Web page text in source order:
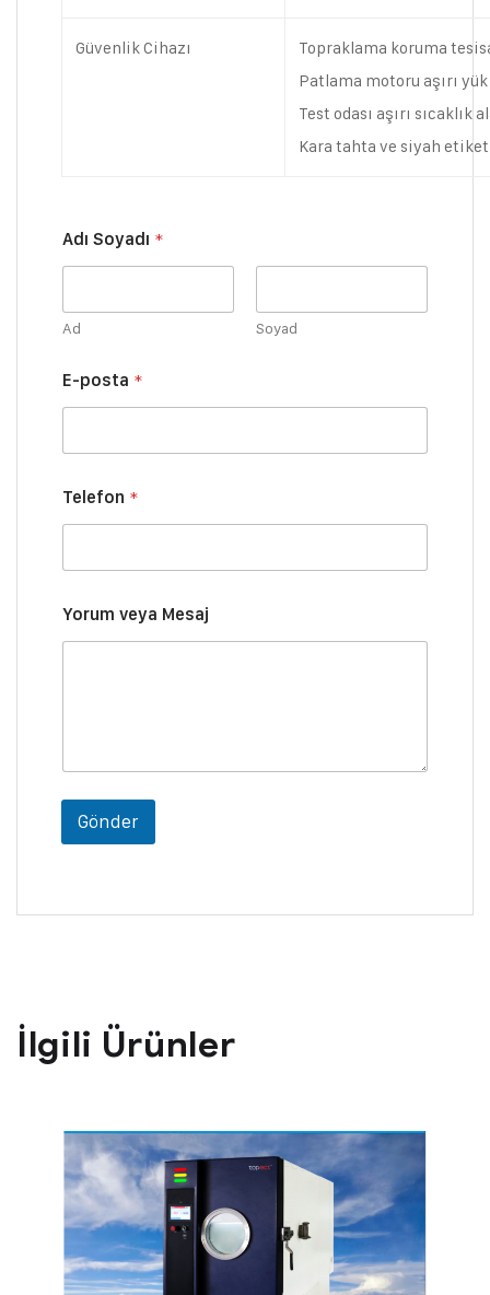
Güvenlik Cihazı
Topraklama koruma
Patlama motoru aşırı
Test odası aşırı sıcaklık
Kara tahta ve siyah etiket
Adı Soyadı *
Ad Soyad
d
ı
d
v
e
y
E-posta *
Telefon *
Yorum veya Mesaj
Gönder
İlgili Ürünler